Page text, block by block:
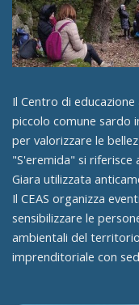
Il Centro di
piccolo comune sardo
per valorizzare le
"S'eremida" si riferisce
Giara utilizzata
Il CEAS organizza
sensibilizzare le
ambientali del
imprenditoriale con